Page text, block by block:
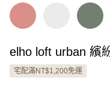
elho loft urban 繽
宅配滿NT$1,200免運